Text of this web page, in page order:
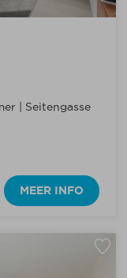
| Seitengasse
MEER INFO